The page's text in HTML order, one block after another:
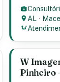
AL ·
W
Pinheiro